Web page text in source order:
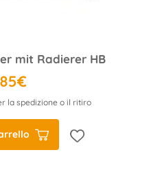
mit Radierer HB
la spedizione o il ritiro